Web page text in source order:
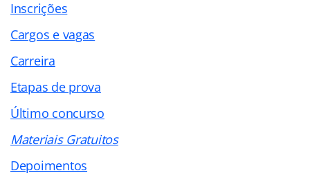
Inscrições
Cargos e vagas
Carreira
Etapas de prova
Último concurso
Materiais Gratuitos
Depoimentos